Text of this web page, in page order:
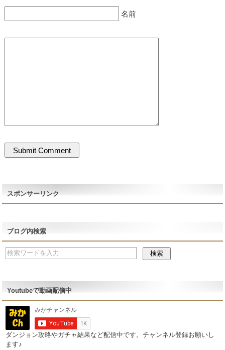
名前
スポンサーリンク
ブログ内検索
Youtubeで動画配信中
ダンジョン攻略やガチャ結果など配信中です。チャンネル登録お願いし
ます♪